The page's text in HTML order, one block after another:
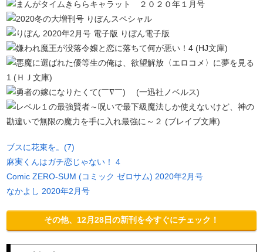
ブスに花束を。(7)
麻実くんはガチ恋じゃない！ 4
Comic ZERO-SUM (コミック ゼロサム) 2020年2月号
なかよし 2020年2月号
その他、12月28日の新刊を今すぐにチェック！